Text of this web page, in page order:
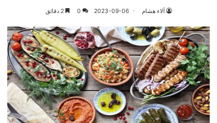
آلاء هشام 2023-09-06
0 2 دقائق